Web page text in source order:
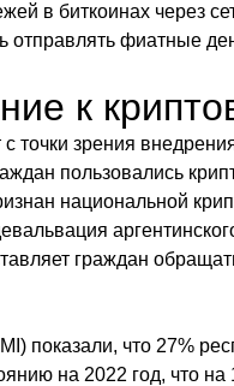
в биткоинах через
фиатные
к
точки зрения
пользовались
национальной
граждан
показали, что 27%
на 2022 год, что